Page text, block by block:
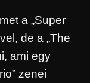
a „Super
de a „The
ami egy
zenei